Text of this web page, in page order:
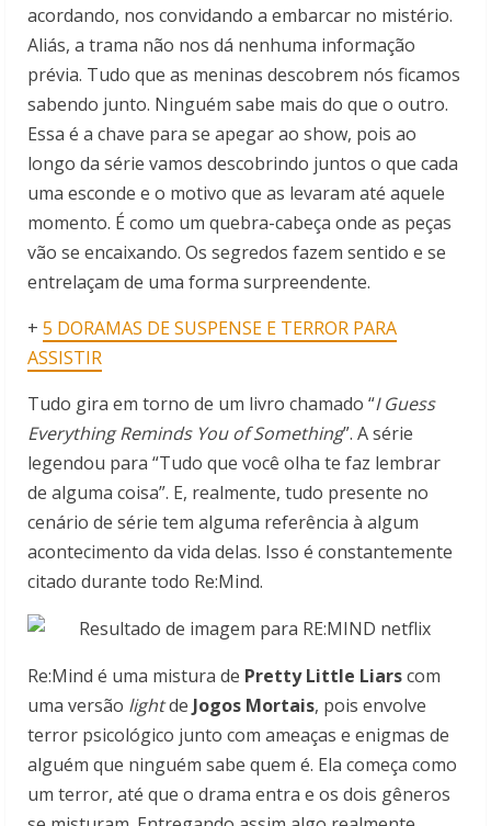
acordando, nos convidando a embarcar no mistério.
Aliás, a trama não nos dá nenhuma informação
prévia. Tudo que as meninas descobrem nós ficamos
sabendo junto. Ninguém sabe mais do que o outro.
Essa é a chave para se apegar ao show, pois ao
longo da série vamos descobrindo juntos o que cada
uma esconde e o motivo que as levaram até aquele
momento. É como um quebra-cabeça onde as peças
vão se encaixando. Os segredos fazem sentido e se
entrelaçam de uma forma surpreendente.
+ 5 DORAMAS DE SUSPENSE E TERROR PARA
ASSISTIR
Tudo gira em torno de um livro chamado “I Guess
Everything Reminds You of Something”. A série
legendou para “Tudo que você olha te faz lembrar
de alguma coisa”. E, realmente, tudo presente no
cenário de série tem alguma referência à algum
acontecimento da vida delas. Isso é constantemente
citado durante todo Re:Mind.
Re:Mind é uma mistura de Pretty Little Liarscom
uma versão lightde Jogos Mortais, pois envolve
terror psicológico junto com ameaças e enigmas de
alguém que ninguém sabe quem é. Ela começa como
um terror, até que o drama entra e os dois gêneros